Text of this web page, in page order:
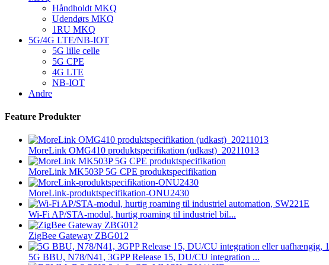
Håndholdt MKQ
Udendørs MKQ
1RU MKQ
5G/4G LTE/NB-IOT
5G lille celle
5G CPE
4G LTE
NB-IOT
Andre
Feature Produkter
MoreLink OMG410 produktspecifikation (udkast)_20211013
MoreLink MK503P 5G CPE produktspecifikation
MoreLink-produktspecifikation-ONU2430
Wi-Fi AP/STA-modul, hurtig roaming til industriel bil...
ZigBee Gateway ZBG012
5G BBU, N78/N41, 3GPP Release 15, DU/CU integration ...